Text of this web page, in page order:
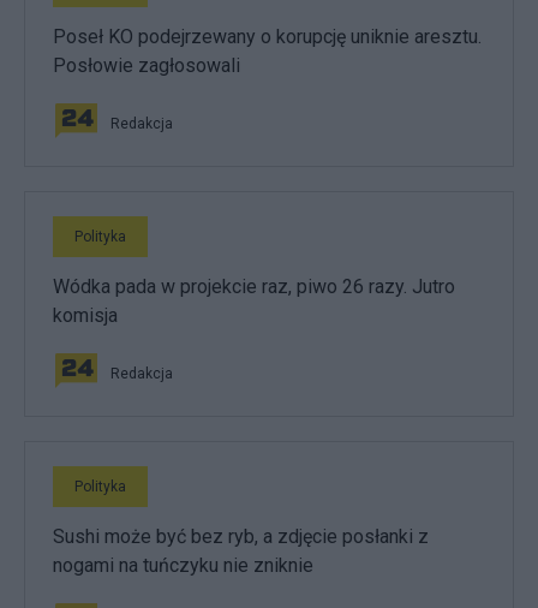
Poseł KO podejrzewany o korupcję uniknie aresztu.
Posłowie zagłosowali
Redakcja
Polityka
Wódka pada w projekcie raz, piwo 26 razy. Jutro
komisja
Redakcja
Polityka
Sushi może być bez ryb, a zdjęcie posłanki z
nogami na tuńczyku nie zniknie